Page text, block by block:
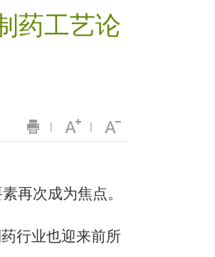
药工艺论
|
|
再次成为焦点。
行业也迎来前所